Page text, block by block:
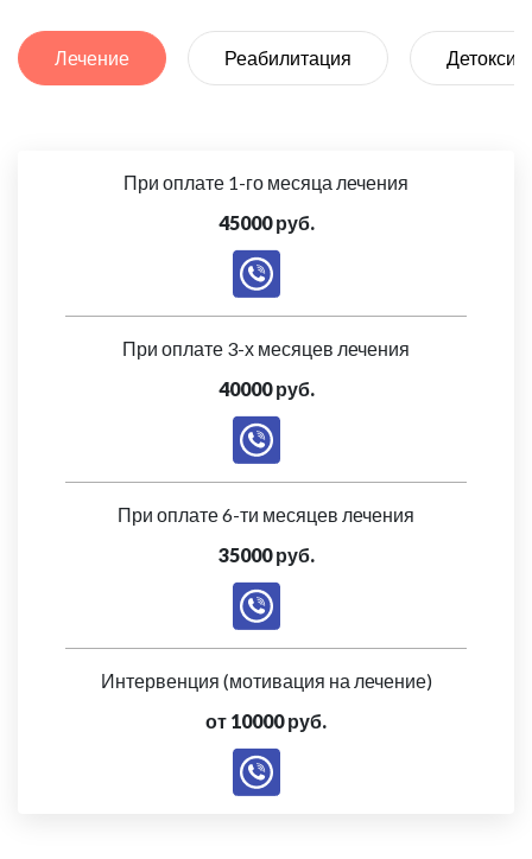
Лечение Реабилитация
При оплате 1-го месяца лечения
45000 руб.
При оплате 3-х месяцев лечения
40000 руб.
При оплате 6-ти месяцев лечения
35000 руб.
Интервенция (мотивация на лечение)
от 10000 руб.